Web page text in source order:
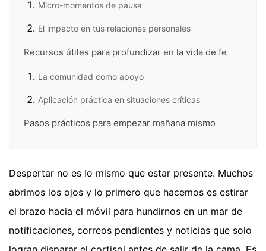
Micro-momentos de pausa
El impacto en tus relaciones personales
Recursos útiles para profundizar en la vida de fe
La comunidad como apoyo
Aplicación práctica en situaciones críticas
Pasos prácticos para empezar mañana mismo
Despertar no es lo mismo que estar presente. Muchos
abrimos los ojos y lo primero que hacemos es estirar
el brazo hacia el móvil para hundirnos en un mar de
notificaciones, correos pendientes y noticias que solo